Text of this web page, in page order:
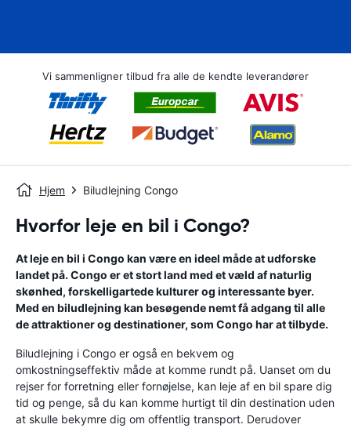
Vi sammenligner tilbud fra alle de kendte leverandører
Hjem Biludlejning Congo
Hvorfor leje en bil i Congo?
At leje en bil i Congo kan være en ideel måde at udforske
landet på. Congo er et stort land med et væld af naturlig
skønhed, forskelligartede kulturer og interessante byer.
Med en biludlejning kan besøgende nemt få adgang til alle
de attraktioner og destinationer, som Congo har at tilbyde.
Biludlejning i Congo er også en bekvem og
omkostningseffektiv måde at komme rundt på. Uanset om du
rejser for forretning eller fornøjelse, kan leje af en bil spare dig
tid og penge, så du kan komme hurtigt til din destination uden
at skulle bekymre dig om offentlig transport. Derudover